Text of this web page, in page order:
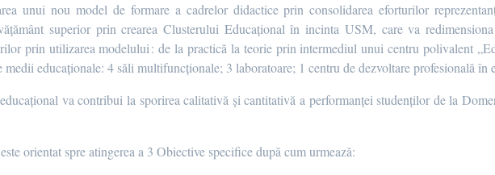
unui nou model de formare a cadrelor didactice prin consolidarea eforturilor
superior prin creareaClusterului Educaționalîn incinta USM, care va
prin utilizarea modelului : de la practică la teorie prin intermediul unuicentru polivalent
medii educaționale: 4 săli multifuncționale; 3 laboratoare; 1 centru de dezvoltare profesională în
va contribui la sporirea calitativă și cantitativă a performanței studenților de la
orientat spre atingerea a 3 Obiective specifice după cum urmează: